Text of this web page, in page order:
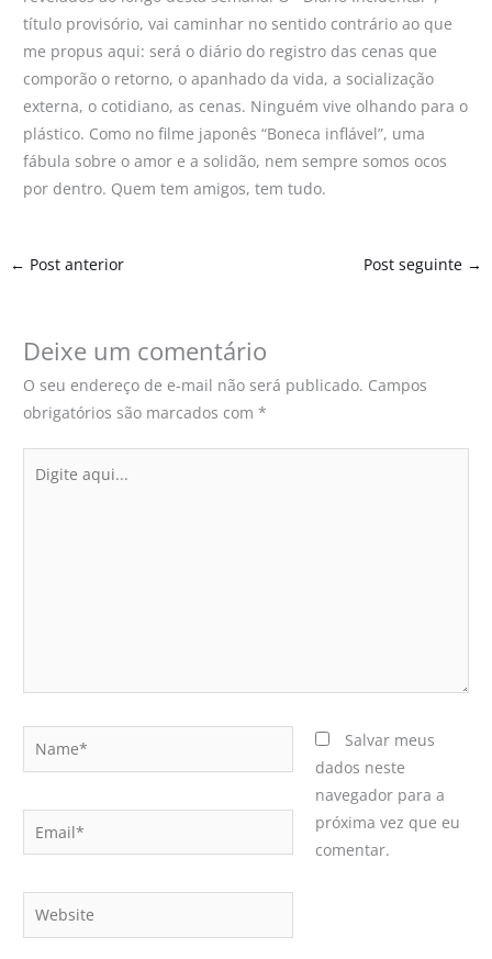
título provisório, vai caminhar no sentido contrário ao que
me propus aqui: será o diário do registro das cenas que
comporão o retorno, o apanhado da vida, a socialização
externa, o cotidiano, as cenas. Ninguém vive olhando para o
plástico. Como no filme japonês “Boneca inflável”, uma
fábula sobre o amor e a solidão, nem sempre somos ocos
por dentro. Quem tem amigos, tem tudo.
← Post anterior Post seguinte →
Deixe um comentário
O seu endereço de e-mail não será publicado. Campos
obrigatórios são marcados com*
aqui...
Name*
Email*
Website
Salvar meus
dados neste
navegador para a
próxima vez que eu
comentar.